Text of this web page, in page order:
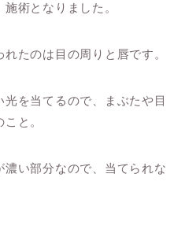
術となりました。
たのは目の周りと唇です。
を当てるので、まぶたや目
と。
濃い部分なので、当てられな